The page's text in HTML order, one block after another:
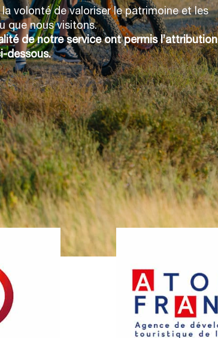
volonté de valoriser le patrimoine et les
que nous visitons.
de notre service ont permis l’attribution
dessous.